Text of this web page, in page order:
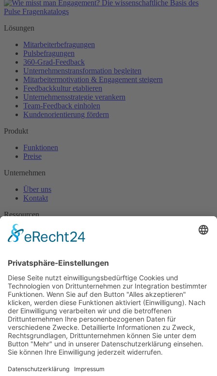
Lösungen
Mitarbeiterbefragungen
Pulsbefragungen
360-Grad-Feedback
Unternehmenstransformation begleiten
Mitarbeitermotivation & Engagement steigern
Feedbackkultur etablieren
Unternehmensstrategie verankern
Team-Feedback einholen
Kundenorientierung fördern
Produkt
Funktionen
Preise
Unternehmen
Über uns
Kontakt
Ressourcen
Blog
Nützliche Downloads
Erfolgsgeschichten
Newsletter
Spannende Artikel, Informationen und Updates rund um Pulse
Feedback.
Zur Anmeldung
Sprache auswählen:
English